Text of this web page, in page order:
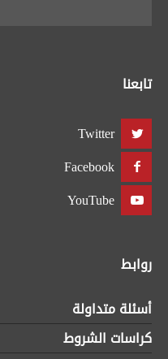
تابعنا
Twitter
Facebook
YouTube
روابط
أسئلة متداولة
كراسات الشروط